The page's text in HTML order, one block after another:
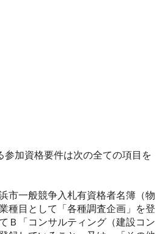
参加資格要件は次の全ての項目を
市一般競争入札有資格者名簿（物
種目として「各種調査企画」を登
Ｂ「コンサルティング（建設コン